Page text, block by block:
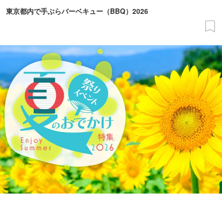
東京都内で手ぶらバーベキュー（BBQ）2026